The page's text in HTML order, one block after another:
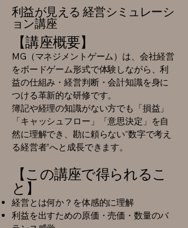
利益が見える 経営シミュレーシ
ョン講座
【講座概要】
MG（マネジメントゲーム）は、会社経営
をボードゲーム形式で体験しながら、利
益の仕組み・経営判断・会計知識を身に
つける革新的な研修です。
簿記や経理の知識がない方でも「損益」
「キャッシュフロー」「意思決定」を自
然に理解でき、勘に頼らない“数字で考え
る経営者”へと成長できます。
【この講座で得られるこ
と】
経営とは何か？を体感的に理解
利益を出すための原価・売価・数量のバ